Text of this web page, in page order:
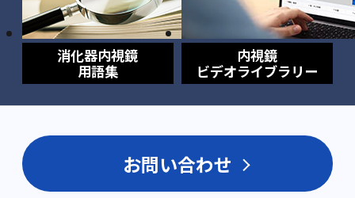
消化器内視鏡
用語集
内視鏡
ビデオライブラリー
お問い合わせ